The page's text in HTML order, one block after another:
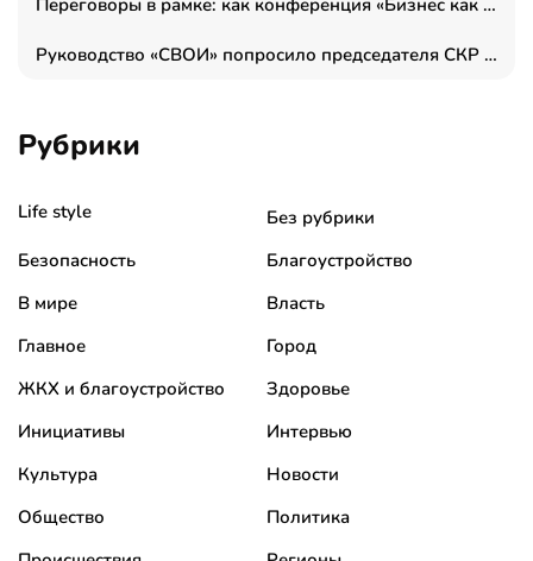
Переговоры в рамке: как конференция «Бизнес как искусство» переформатирует деловой этикет в стенах ТПП РФ
Руководство «СВОИ» попросило председателя СКР дать правовую оценку обысков в тыловом штабе
Рубрики
Life style
Без рубрики
Безопасность
Благоустройство
В мире
Власть
Главное
Город
ЖКХ и благоустройство
Здоровье
Инициативы
Интервью
Культура
Новости
Общество
Политика